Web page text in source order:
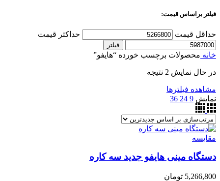
فیلتر براساس قیمت:
حداقل قیمت حداکثر قیمت
فیلتر
خانه محصولات برچسب خورده “هایفو”
در حال نمایش 2 نتیجه
مشاهده فیلترها
نمایش 9
24
36
مقایسه
دستگاه مینی هایفو جدید سه کاره
5,266,800 تومان